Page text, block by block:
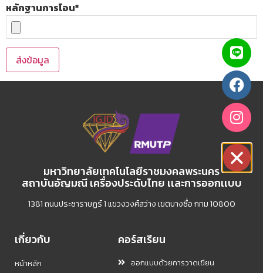
หลักฐานการโอน*
ส่งข้อมูล
มหาวิทยาลัยเทคโนโลยีราชมงคลพระนคร
สถาบันอัญมณี เครื่องประดับไทย เเละการออกเเบบ
1381 ถนนประชาราษฏร์ 1 แขวงวงศ์สว่าง เขตบางซื่อ กทม 10800
เกี่ยวกับ
หน้าหลัก
คอร์สเรียน
ออกแบบด้วยการวาดเขียน